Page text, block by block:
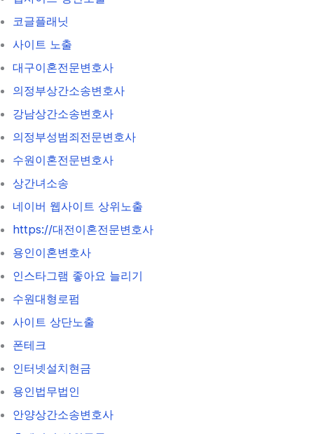
코글플래닛
사이트 노출
대구이혼전문변호사
의정부상간소송변호사
강남상간소송변호사
의정부성범죄전문변호사
수원이혼전문변호사
상간녀소송
네이버 웹사이트 상위노출
https://대전이혼전문변호사
용인이혼변호사
인스타그램 좋아요 늘리기
수원대형로펌
사이트 상단노출
폰테크
인터넷설치현금
용인법무법인
안양상간소송변호사